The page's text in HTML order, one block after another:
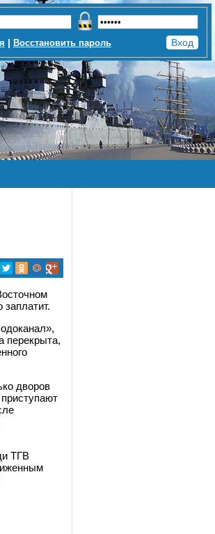
| Восстановить пароль
перекрыта,
дворов
ТГВ